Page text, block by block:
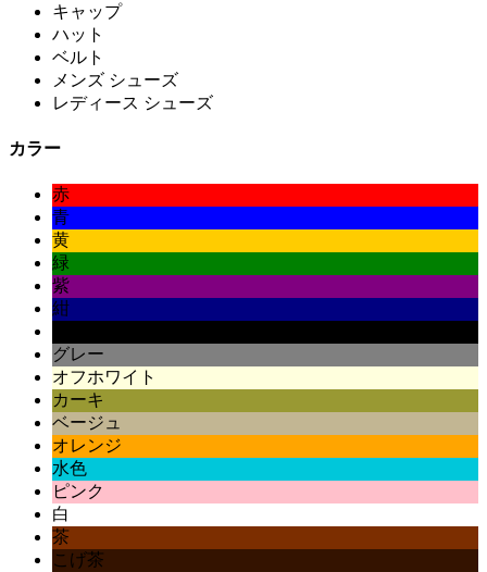
キャップ
ハット
ベルト
メンズ シューズ
レディース シューズ
カラー
赤
青
黄
緑
紫
紺
グレー
オフホワイト
カーキ
ベージュ
オレンジ
水色
ピンク
白
茶
こげ茶